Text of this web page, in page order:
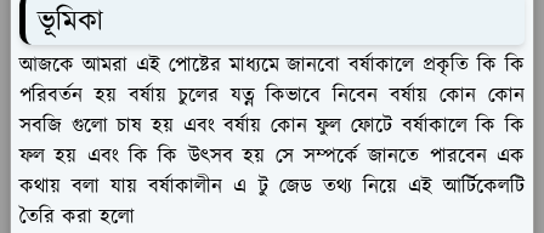
ভূমিকা
আজকে আমরা এই পোষ্টের মাধ্যমে জানবো বর্ষাকালে প্রকৃতি কি কি
পরিবর্তন হয় বর্ষায় চুলের যত্ন কিভাবে নিবেন বর্ষায় কোন কোন
সবজি গুলো চাষ হয় এবং বর্ষায় কোন ফুল ফোটে বর্ষাকালে কি কি
ফল হয় এবং কি কি উৎসব হয় সে সম্পর্কে জানতে পারবেন এক
কথায় বলা যায় বর্ষাকালীন এ টু জেড তথ্য নিয়ে এই আর্টিকেলটি
তৈরি করা হলো